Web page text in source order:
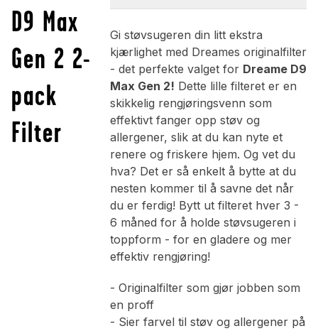
D9 Max
Gen 2 2-
pack
Filter
Gi støvsugeren din litt ekstra
kjærlighet med Dreames originalfilter
- det perfekte valget for Dreame D9
Max Gen 2! Dette lille filteret er en
skikkelig rengjøringsvenn som
effektivt fanger opp støv og
allergener, slik at du kan nyte et
renere og friskere hjem. Og vet du
hva? Det er så enkelt å bytte at du
nesten kommer til å savne det når
du er ferdig! Bytt ut filteret hver 3 -
6 måned for å holde støvsugeren i
toppform - for en gladere og mer
effektiv rengjøring!
- Originalfilter som gjør jobben som
en proff
- Sier farvel til støv og allergener på